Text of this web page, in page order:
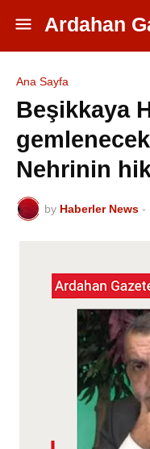
Ardahan
Ana Sayfa
Beşikkaya
Nehrinin
by Haberler News -